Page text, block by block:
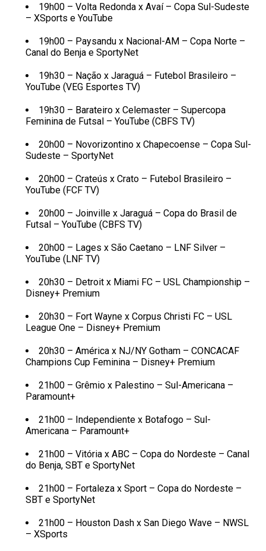
19h00 – Volta Redonda x Avaí – Copa Sul-Sudeste
– XSports e YouTube
19h00 – Paysandu x Nacional-AM – Copa Norte –
Canal do Benja e SportyNet
19h30 – Nação x Jaraguá – Futebol Brasileiro –
YouTube (VEG Esportes TV)
19h30 – Barateiro x Celemaster – Supercopa
Feminina de Futsal – YouTube (CBFS TV)
20h00 – Novorizontino x Chapecoense – Copa Sul-
Sudeste – SportyNet
20h00 – Crateús x Crato – Futebol Brasileiro –
YouTube (FCF TV)
20h00 – Joinville x Jaraguá – Copa do Brasil de
Futsal – YouTube (CBFS TV)
20h00 – Lages x São Caetano – LNF Silver –
YouTube (LNF TV)
20h30 – Detroit x Miami FC – USL Championship –
Disney+ Premium
20h30 – Fort Wayne x Corpus Christi FC – USL
League One – Disney+ Premium
20h30 – América x NJ/NY Gotham – CONCACAF
Champions Cup Feminina – Disney+ Premium
21h00 – Grêmio x Palestino – Sul-Americana –
Paramount+
21h00 – Independiente x Botafogo – Sul-
Americana – Paramount+
21h00 – Vitória x ABC – Copa do Nordeste – Canal
do Benja, SBT e SportyNet
21h00 – Fortaleza x Sport – Copa do Nordeste –
SBT e SportyNet
21h00 – Houston Dash x San Diego Wave – NWSL
– XSports